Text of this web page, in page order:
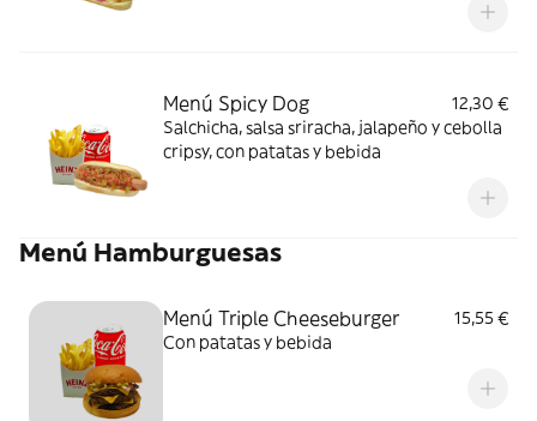
Menú Spicy Dog
12,30 €
Salchicha, salsa sriracha, jalapeño y cebolla
cripsy, con patatas y bebida
Menú Hamburguesas
Menú Triple Cheeseburger
15,55 €
Con patatas y bebida